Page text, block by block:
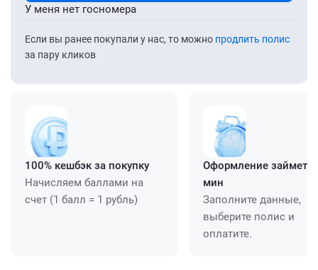
Если вы ранее покупали у нас, то можно продлить полис
за пару кликов
У меня нет госномера
100% кешбэк за покупку
Начисляем баллами на
счет (1 балл = 1 рубль)
Оформление займет
мин
Заполните данные,
выберите полис и
оплатите.